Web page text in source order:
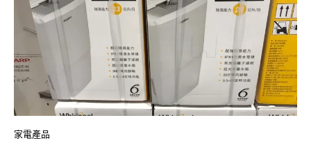
家電產品